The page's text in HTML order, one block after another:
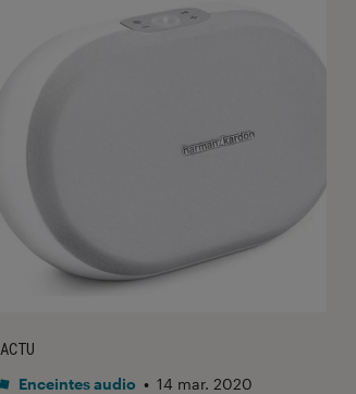
ACTU
Enceintes audio • 14 mar. 2020